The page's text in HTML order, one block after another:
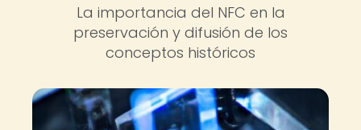
La importancia del NFC en la
preservación y difusión de los
conceptos históricos